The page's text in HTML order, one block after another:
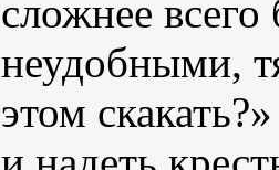
сложнее
неудобными,
этом